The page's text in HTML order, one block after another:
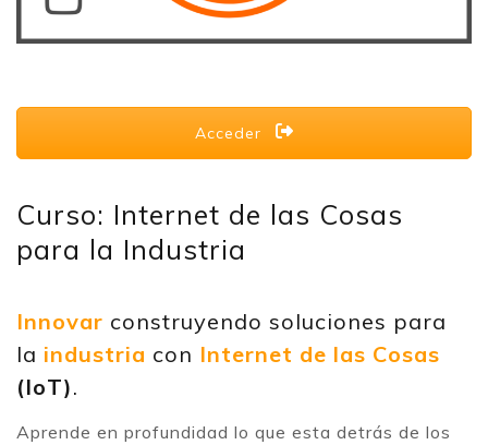
Acceder
Curso: Internet de las Cosas
para la Industria
Innovar construyendo soluciones para
la industria con Internet de las Cosas
(IoT).
Aprende en profundidad lo que esta detrás de los